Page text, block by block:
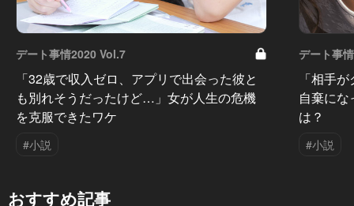
デート事情2020 Vol.7
「32歳で収入ゼロ、アプリで出会った彼と
も別れそうだったけど…」女が人生の危機
を克服できたワケ
#小説
デート事
「相手
自棄に
は？
#小説
おすすめ記事